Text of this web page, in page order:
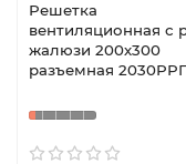
Решетка
вентиляционная с
жалюзи 200х300
разъемная